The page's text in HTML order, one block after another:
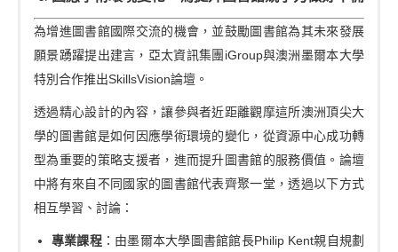
為增進圖書館國際交流的機會，並鼓勵圖書館為其未來發展
願景踴躍提出建言，亞太資訊集團iGroup與澳洲墨爾本大學
特別合作推出SkillsVision論壇。
透過精心設計的內容，讓參與者近距離觀摩這所澳洲頂尖大
學的圖書館是如何因應學術環境的變化，從資源中心成功轉
型為重要的策略支援者，進而提升圖書館的服務價值。論壇
中將有來自不同國家的圖書館代表齊聚一堂，透過以下方式
相互學習、討論：
專業課程：由墨爾本大學圖書館館長Philip Kent親自規劃